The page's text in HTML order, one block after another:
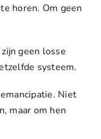
horen. Om geen
geen losse
systeem.
Niet
maar om hen